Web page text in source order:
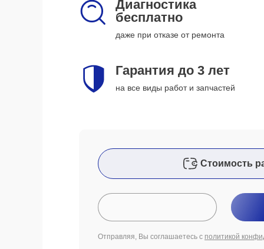
Диагностика
бесплатно
даже при отказе от ремонта
Гарантия до 3 лет
на все виды работ и запчастей
Стоимость
Отправляя, Вы соглашаетесь с политикой